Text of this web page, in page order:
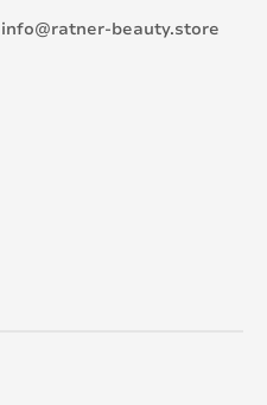
info@ratner-beauty.store